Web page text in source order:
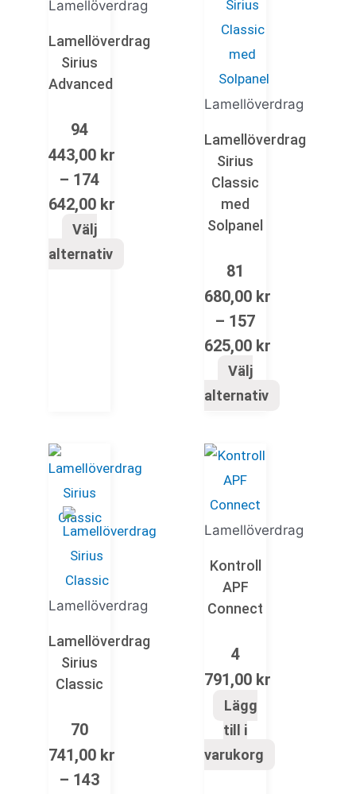
Lamellöverdrag
Lamellöverdrag
Sirius
Advanced
94
443,00 kr
– 174
642,00 kr
Välj
alternativ
Lamellöverdrag
Lamellöverdrag
Sirius
Classic
med
Solpanel
81
680,00 kr
– 157
625,00 kr
Välj
alternativ
kan
väljas
på
produktsidan
Lamellöverdrag
Lamellöverdrag
Sirius
Classic
70
741,00 kr
– 143
Lamellöverdrag
Kontroll
APF
Connect
4
791,00 kr
Lägg
till i
varukorg